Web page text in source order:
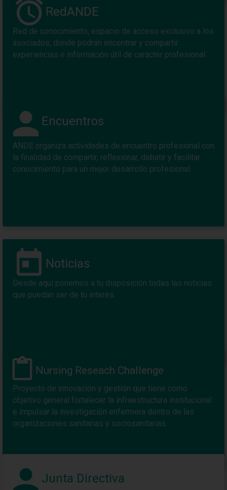
RedANDE
Red de conocimiento, espacio de acceso exclusivo a los
asociados, donde podrán encontrar y compartir
experiencias e información útil de carácter profesional.
Encuentros
ANDE organiza actividades de encuentro profesional con
la finalidad de compartir, reflexionar, debatir y facilitar
conocimiento para un mejor desarrollo profesional.
Noticias
Desde aquí ponemos a tu disposición todas las noticias
que puedan ser de tu interés.
Nursing Reseach Challenge
Proyecto de innovación y gestión que tiene como
objetivo general fortalecer la infraestructura institucional
e impulsar la investigación enfermera dentro de las
organizaciones sanitarias y sociosanitarias.
Junta Directiva